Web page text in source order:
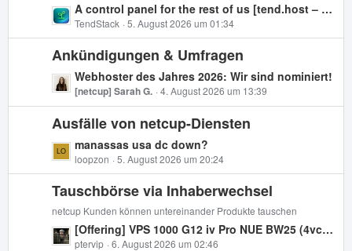
L
e
t
z
t
e
B
e
r
g
e
A control panel for the rest of us [tend.host – Das Open-Source-Control-Panel für App-Deployments, Backups & Server-Verwaltung]
TendStack 5. August 2026 um 01:34
Ankündigungen & Umfragen
L
e
t
z
t
e
B
e
t
r
Webhoster des Jahres 2026: Wir sind nominiert!
[netcup] Sarah G. 4. August 2026 um 13:39
Ausfälle von netcup-Diensten
L
e
t
z
t
e
B
manassas usa dc down?
loopzon 5. August 2026 um 20:24
Tauschbörse via Inhaberwechsel
netcup Kunden können untereinander Produkte tauschen
L
e
[Offering] VPS 1000 G12 iv Pro NUE BW25 (4vcpu, 8gb ram, 512gb nvme)
ptervip 6. August 2026 um 02:46